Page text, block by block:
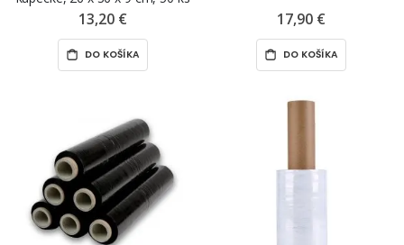
13,20 €
DO KOŠÍKA
17,90 €
DO KOŠÍKA